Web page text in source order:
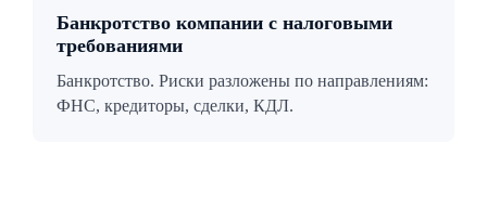
Банкротство компании с налоговыми
требованиями
Банкротство. Риски разложены по направлениям:
ФНС, кредиторы, сделки, КДЛ.